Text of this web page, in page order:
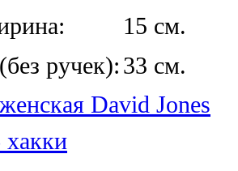
15 см.
ручек): 33 см.